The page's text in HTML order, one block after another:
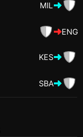
MIL
ENG
KES
SBA